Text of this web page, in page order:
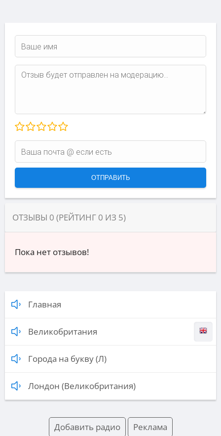
ОТЗЫВЫ 0 (РЕЙТИНГ 0 ИЗ 5)
Пока нет отзывов!
Главная
Великобритания
Города на букву (Л)
Лондон (Великобритания)
Добавить радио Реклама